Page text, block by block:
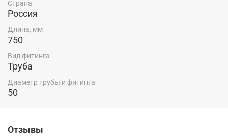
Страна
Россия
Длина, мм
750
Вид фитинга
Труба
Диаметр трубы и фитинга
50
Отзывы